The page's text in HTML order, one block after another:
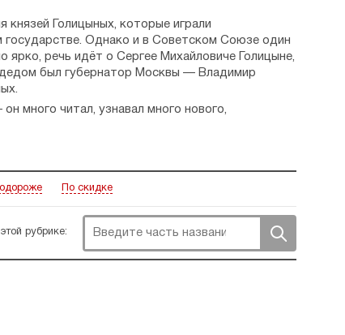
князей Голицыных, которые играли
Однако и в Советском Союзе один
ярко, речь идёт о Сергее Михайловиче Голицыне,
был губернатор Москвы — Владимир
много читал, узнавал много нового,
достаточно легко осуществилось. Узнав
курсы, родители Сергея отдали его туда
20 века подверглись репрессиям.
лекции, в дальнейшем
более приземлённую профессию, Сергей
институте.
По скидке
рубрике: